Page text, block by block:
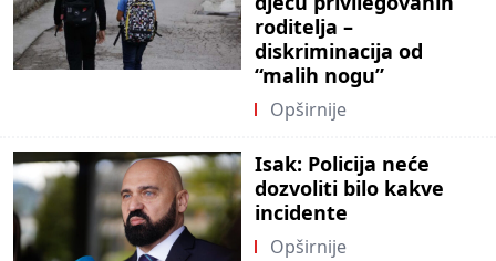
roditelja –
diskriminacija od
“malih nogu”
Opširnije
Isak: Policija neće
dozvoliti bilo kakve
incidente
Opširnije